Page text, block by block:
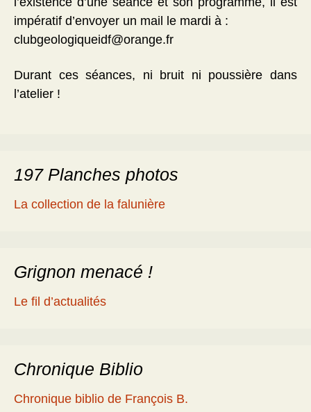
impératif d’envoyer un mail le mardi à :
clubgeologiqueidf@orange.fr
Durant ces séances, ni bruit ni poussière dans
l’atelier !
197 Planches photos
La collection de la falunière
Grignon menacé !
Le fil d’actualités
Chronique Biblio
Chronique biblio de François B.